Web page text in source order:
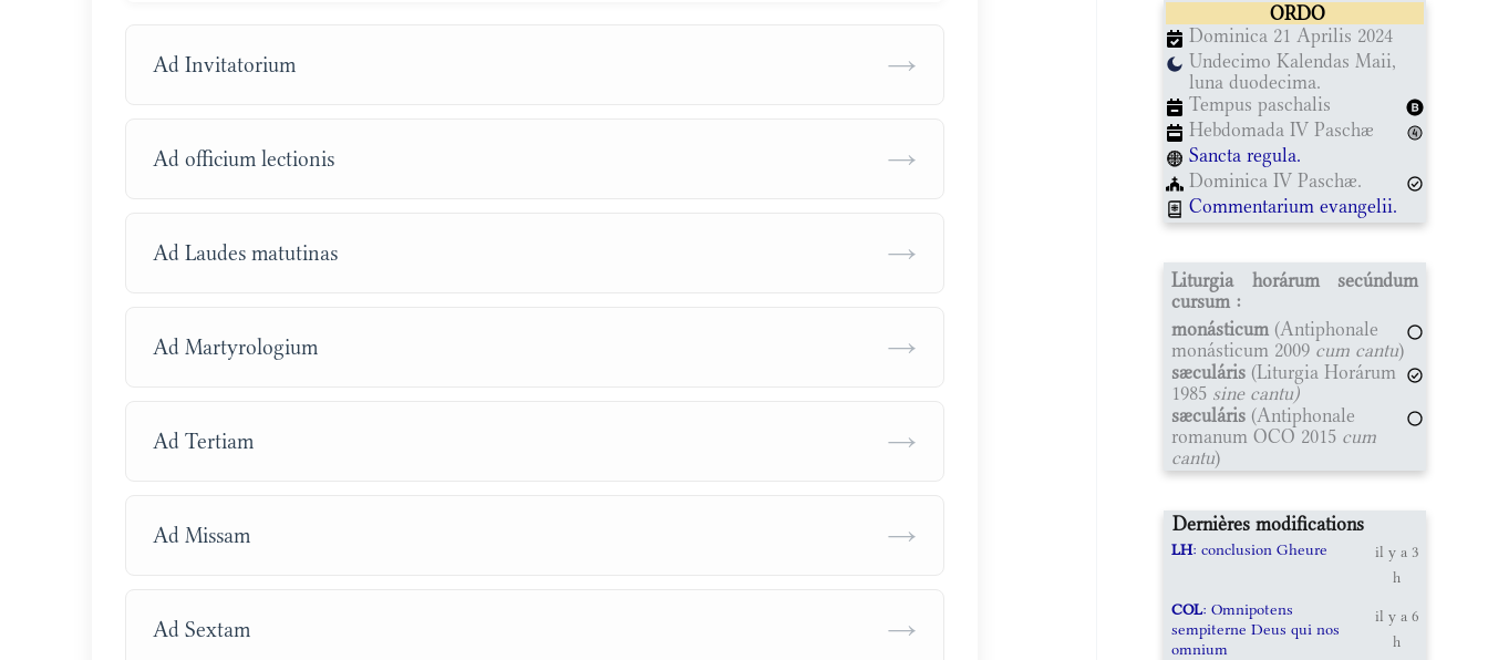
Ad Invitatorium →
Ad officium lectionis →
Ad Laudes matutinas →
Ad Martyrologium →
Ad Tertiam →
Ad Missam →
Ad Sextam →
ORDO
Dominica 21 Aprilis 2024
Undecimo Kalendas Maii,
luna duodecima.
Tempus paschalis
Hebdomada IV Paschæ
Sancta regula.
Dominica IV Paschæ.
Commentarium evangelii.
Liturgia horárum secúndum
cursum :
monásticum (Antiphonale
monásticum 2009 cum cantu)
sæculáris (Liturgia Horárum
1985 sine cantu)
sæculáris (Antiphonale
romanum OCO 2015 cum
cantu)
Dernières modifications
LH: conclusion Gheure
il y a 3
h
COL: Omnipotens
sempiterne Deus qui nos
omnium
il y a 6
h